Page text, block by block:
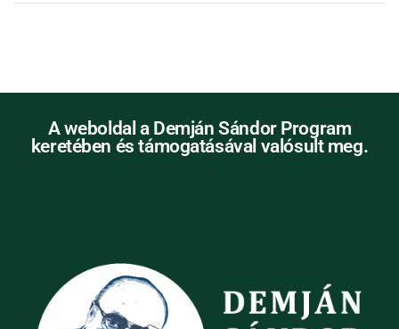
A weboldal a Demján Sándor Program
keretében és támogatásával valósult meg.